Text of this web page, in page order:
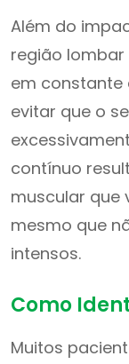
Além do
região
em
evitar que o
contínuo
muscular que
mesmo que
intensos.
Como
Muitos